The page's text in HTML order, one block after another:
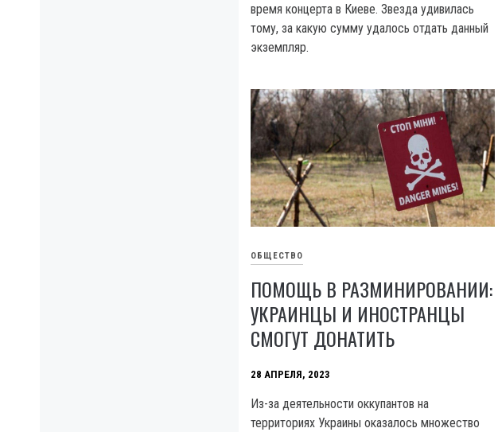
время концерта в Киеве. Звезда удивилась
тому, за какую сумму удалось отдать данный
экземпляр.
ОБЩЕСТВО
ПОМОЩЬ В РАЗМИНИРОВАНИИ:
УКРАИНЦЫ И ИНОСТРАНЦЫ
СМОГУТ ДОНАТИТЬ
28 АПРЕЛЯ, 2023
Из-за деятельности оккупантов на
территориях Украины оказалось множество